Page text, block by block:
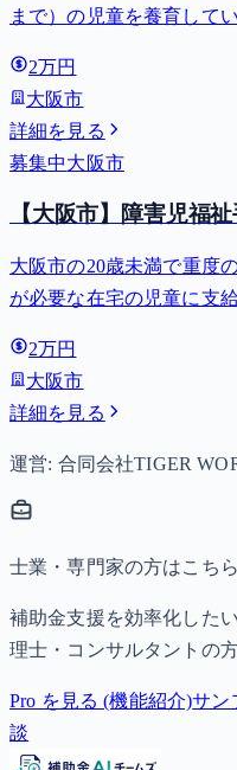
まで）の児童を養育して
子以降は15,000円）、中
2万円
大阪市
詳細を見る
募集中大阪市
【大阪市】障害児福
大阪市の20歳未満で重度
が必要な在宅の児童に支
2万円
大阪市
詳細を見る
運営: 合同会社TIGER
士業・専門家の方はこちら
補助金支援を効率化した
理士・コンサルタントの
Pro を見る (機能紹介)サン
談